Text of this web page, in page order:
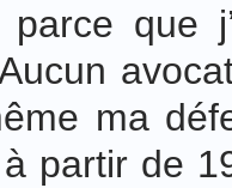
parce que
ma
partir de